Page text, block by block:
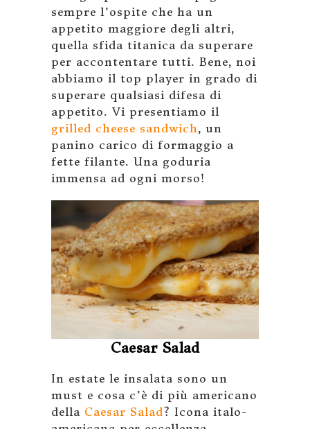
sempre l’ospite che ha un
appetito maggiore degli altri,
quella sfida titanica da superare
per accontentare tutti. Bene, noi
abbiamo il top player in grado di
superare qualsiasi difesa di
appetito. Vi presentiamo il
grilled cheese sandwich, un
panino carico di formaggio a
fette filante. Una goduria
immensa ad ogni morso!
Caesar Salad
In estate le insalata sono un
must e cosa c’è di più americano
della Caesar Salad? Icona italo-